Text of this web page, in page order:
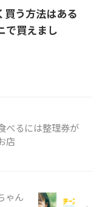
買う方法はある
で買えまし
べるには整理券が
店
ゃん